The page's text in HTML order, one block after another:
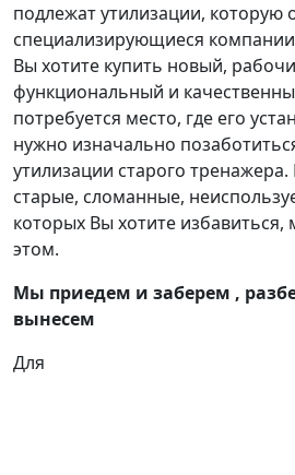
подлежат утилизации, которую
специализирующиеся
Вы хотите купить новый,
функциональный и
потребуется место, где его
нужно изначально
утилизации старого тренажера.
старые, сломанные,
которых Вы хотите
этом.
Мы приедем и заберем ,
вынесем
Для